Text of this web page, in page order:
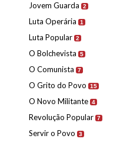
Jovem Guarda 2
Luta Operária 1
Luta Popular 2
O Bolchevista 5
O Comunista 7
O Grito do Povo 15
O Novo Militante 4
Revolução Popular 7
Servir o Povo 3